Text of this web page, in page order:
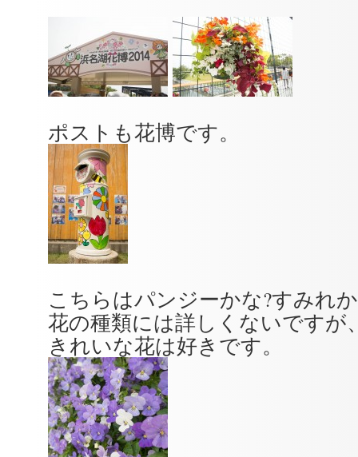
ポストも花博です。
こちらはパンジーかな?すみれ
花の種類には詳しくないですが
きれいな花は好きです。